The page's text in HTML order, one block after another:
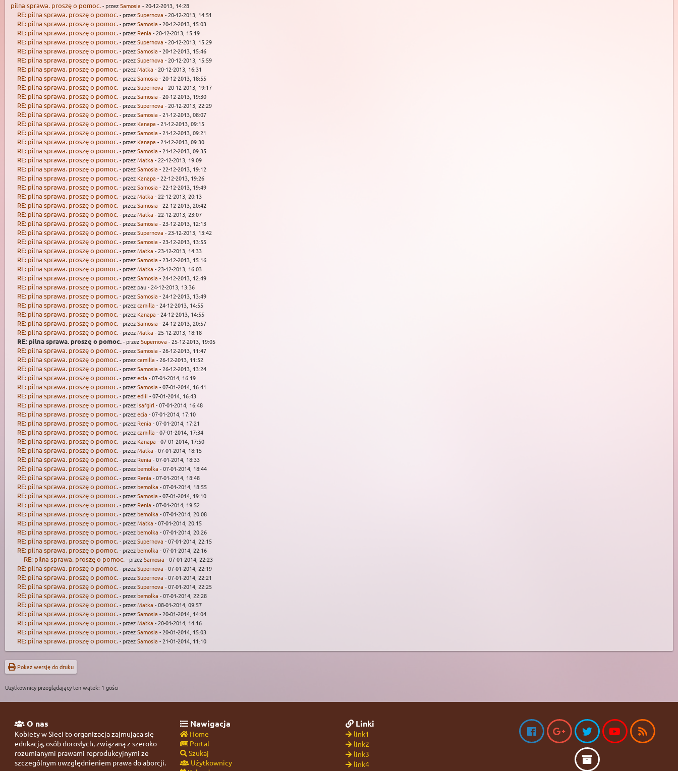
pilna sprawa. proszę o pomoc.- przezSamosia - 20-12-2013, 14:28
RE: pilna sprawa. proszę o pomoc.- przezSupernova - 20-12-2013, 14:51
RE: pilna sprawa. proszę o pomoc.- przezSamosia - 20-12-2013, 15:03
RE: pilna sprawa. proszę o pomoc.- przez Renia - 20-12-2013, 15:19
RE: pilna sprawa. proszę o pomoc.- przezSupernova - 20-12-2013, 15:29
RE: pilna sprawa. proszę o pomoc.- przezSamosia - 20-12-2013, 15:46
RE: pilna sprawa. proszę o pomoc.- przezSupernova - 20-12-2013, 15:59
RE: pilna sprawa. proszę o pomoc.- przezMatka - 20-12-2013, 16:31
RE: pilna sprawa. proszę o pomoc.- przezSamosia - 20-12-2013, 18:55
RE: pilna sprawa. proszę o pomoc.- przezSupernova - 20-12-2013, 19:17
RE: pilna sprawa. proszę o pomoc.- przezSamosia - 20-12-2013, 19:30
RE: pilna sprawa. proszę o pomoc.- przezSupernova - 20-12-2013, 22:29
RE: pilna sprawa. proszę o pomoc.- przezSamosia - 21-12-2013, 08:07
RE: pilna sprawa. proszę o pomoc.- przez Kanapa - 21-12-2013, 09:15
RE: pilna sprawa. proszę o pomoc.- przezSamosia - 21-12-2013, 09:21
RE: pilna sprawa. proszę o pomoc.- przez Kanapa - 21-12-2013, 09:30
RE: pilna sprawa. proszę o pomoc.- przezSamosia - 21-12-2013, 09:35
RE: pilna sprawa. proszę o pomoc.- przezMatka - 22-12-2013, 19:09
RE: pilna sprawa. proszę o pomoc.- przezSamosia - 22-12-2013, 19:12
RE: pilna sprawa. proszę o pomoc.- przez Kanapa - 22-12-2013, 19:26
RE: pilna sprawa. proszę o pomoc.- przezSamosia - 22-12-2013, 19:49
RE: pilna sprawa. proszę o pomoc.- przezMatka - 22-12-2013, 20:13
RE: pilna sprawa. proszę o pomoc.- przezSamosia - 22-12-2013, 20:42
RE: pilna sprawa. proszę o pomoc.- przezMatka - 22-12-2013, 23:07
RE: pilna sprawa. proszę o pomoc.- przezSamosia - 23-12-2013, 12:13
RE: pilna sprawa. proszę o pomoc.- przezSupernova - 23-12-2013, 13:42
RE: pilna sprawa. proszę o pomoc.- przezSamosia - 23-12-2013, 13:55
RE: pilna sprawa. proszę o pomoc.- przezMatka - 23-12-2013, 14:33
RE: pilna sprawa. proszę o pomoc.- przezSamosia - 23-12-2013, 15:16
RE: pilna sprawa. proszę o pomoc.- przezMatka - 23-12-2013, 16:03
RE: pilna sprawa. proszę o pomoc.- przezSamosia - 24-12-2013, 12:49
RE: pilna sprawa. proszę o pomoc.- przez pau - 24-12-2013, 13:36
RE: pilna sprawa. proszę o pomoc.- przezSamosia - 24-12-2013, 13:49
RE: pilna sprawa. proszę o pomoc.- przezcamilla - 24-12-2013, 14:55
RE: pilna sprawa. proszę o pomoc.- przez Kanapa - 24-12-2013, 14:55
RE: pilna sprawa. proszę o pomoc.- przezSamosia - 24-12-2013, 20:57
RE: pilna sprawa. proszę o pomoc.- przezMatka - 25-12-2013, 18:18
RE: pilna sprawa. proszę o pomoc.- przezSupernova - 25-12-2013, 19:05
RE: pilna sprawa. proszę o pomoc.- przezSamosia - 26-12-2013, 11:47
RE: pilna sprawa. proszę o pomoc.- przezcamilla - 26-12-2013, 11:52
RE: pilna sprawa. proszę o pomoc.- przezSamosia - 26-12-2013, 13:24
RE: pilna sprawa. proszę o pomoc.- przezecia - 07-01-2014, 16:19
RE: pilna sprawa. proszę o pomoc.- przezSamosia - 07-01-2014, 16:41
RE: pilna sprawa. proszę o pomoc.- przezediii - 07-01-2014, 16:43
RE: pilna sprawa. proszę o pomoc.- przezisafgirl - 07-01-2014, 16:48
RE: pilna sprawa. proszę o pomoc.- przezecia - 07-01-2014, 17:10
RE: pilna sprawa. proszę o pomoc.- przez Renia - 07-01-2014, 17:21
RE: pilna sprawa. proszę o pomoc.- przezcamilla - 07-01-2014, 17:34
RE: pilna sprawa. proszę o pomoc.- przez Kanapa - 07-01-2014, 17:50
RE: pilna sprawa. proszę o pomoc.- przezMatka - 07-01-2014, 18:15
RE: pilna sprawa. proszę o pomoc.- przez Renia - 07-01-2014, 18:33
RE: pilna sprawa. proszę o pomoc.- przezbemolka - 07-01-2014, 18:44
RE: pilna sprawa. proszę o pomoc.- przez Renia - 07-01-2014, 18:48
RE: pilna sprawa. proszę o pomoc.- przezbemolka - 07-01-2014, 18:55
RE: pilna sprawa. proszę o pomoc.- przezSamosia - 07-01-2014, 19:10
RE: pilna sprawa. proszę o pomoc.- przez Renia - 07-01-2014, 19:52
RE: pilna sprawa. proszę o pomoc.- przezbemolka - 07-01-2014, 20:08
RE: pilna sprawa. proszę o pomoc.- przezMatka - 07-01-2014, 20:15
RE: pilna sprawa. proszę o pomoc.- przezbemolka - 07-01-2014, 20:26
RE: pilna sprawa. proszę o pomoc.- przezSupernova - 07-01-2014, 22:15
RE: pilna sprawa. proszę o pomoc.- przezbemolka - 07-01-2014, 22:16
RE: pilna sprawa. proszę o pomoc.- przezSamosia - 07-01-2014, 22:23
RE: pilna sprawa. proszę o pomoc.- przezSupernova - 07-01-2014, 22:19
RE: pilna sprawa. proszę o pomoc.- przezSupernova - 07-01-2014, 22:21
RE: pilna sprawa. proszę o pomoc.- przezSupernova - 07-01-2014, 22:25
RE: pilna sprawa. proszę o pomoc.- przezbemolka - 07-01-2014, 22:28
RE: pilna sprawa. proszę o pomoc.- przezMatka - 08-01-2014, 09:57
RE: pilna sprawa. proszę o pomoc.- przezSamosia - 20-01-2014, 14:04
RE: pilna sprawa. proszę o pomoc.- przezMatka - 20-01-2014, 14:16
RE: pilna sprawa. proszę o pomoc.- przezSamosia - 20-01-2014, 15:03
RE: pilna sprawa. proszę o pomoc.- przezSamosia - 21-01-2014, 11:10
Pokaż wersję do druku
Użytkownicy przeglądający ten wątek: 1 gości
O nas
Kobiety w Sieci to organizacja zajmująca się
edukacją, osób dorosłych, związaną z szeroko
rozumianymi prawami reprodukcyjnymi ze
szczególnym uwzględnieniem prawa do aborcji.
Nawigacja
Home
Portal
Szukaj
Użytkownicy
Linki
link1
link2
link3
link4